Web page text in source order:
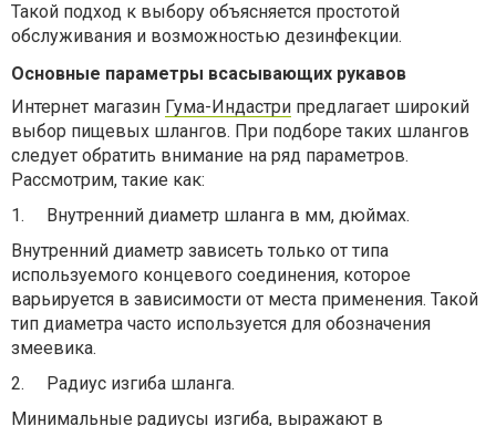
Такой подход к выбору объясняется простотой
обслуживания и возможностью дезинфекции.
Основные параметры всасывающих рукавов
Интернет магазин Гума-Индастри предлагает широкий
выбор пищевых шлангов. При подборе таких шлангов
следует обратить внимание на ряд параметров.
Рассмотрим, такие как:
1.
Внутренний диаметр шланга в мм, дюймах.
Внутренний диаметр зависеть только от типа
используемого концевого соединения, которое
варьируется в зависимости от места применения. Такой
тип диаметра часто используется для обозначения
змеевика.
2.
Радиус изгиба шланга.
Минимальные радиусы изгиба, выражают в